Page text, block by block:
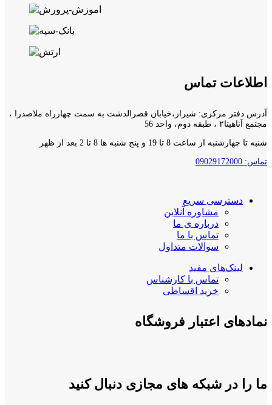
اطلاعات تماس
آدرس دفتر مرکزی: شیراز،خیابان قصرالدشت به سمت چهارراه ملاصدرا ،
مجتمع آناهیتا۲ ، طبقه دوم، واحد 56
شنبه تا چهارشنبه از ساعت 8 تا 19 و پنج شنبه ها 8 تا 2 بعد از ظهر
تماس: 09029172000
دسترسی سریع
مشاوره آنلاین
درباره ی ما
تماس با ما
سوالات متداول
لینک‌های مفید
تماس با کارشناس
خرید اقساطی
نمادهای اعتبار فروشگاه
ما را در شبکه های مجازی دنبال کنید